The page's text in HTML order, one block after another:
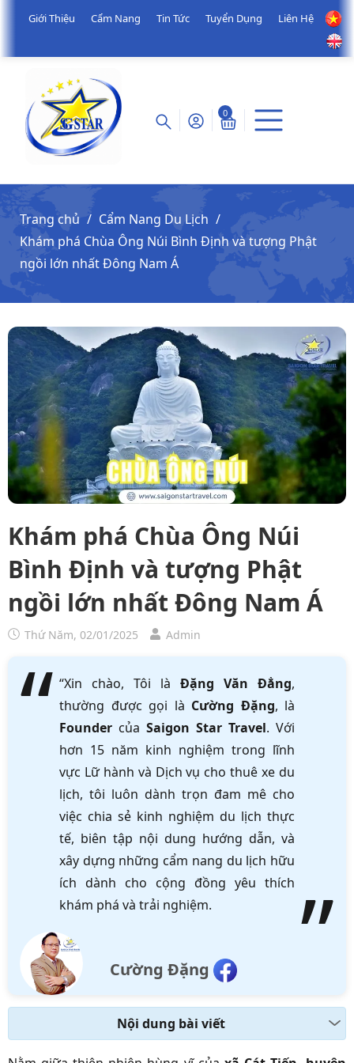
Giới Thiệu Cẩm Nang Tin Tức Tuyển Dụng Liên Hệ
0
Trang chủ
Cẩm Nang Du Lịch
Khám phá Chùa Ông Núi Bình Định và tượng Phật
ngồi lớn nhất Đông Nam Á
Khám phá Chùa Ông Núi
Bình Định và tượng Phật
ngồi lớn nhất Đông Nam Á
Thứ Năm, 02/01/2025 Admin
“Xin chào, Tôi là Đặng Văn Đẳng,
thường được gọi là Cường Đặng, là
Founder của Saigon Star Travel. Với
hơn 15 năm kinh nghiệm trong lĩnh
vực Lữ hành và Dịch vụ cho thuê xe du
lịch, tôi luôn dành trọn đam mê cho
việc chia sẻ kinh nghiệm du lịch thực
tế, biên tập nội dung hướng dẫn, và
xây dựng những cẩm nang du lịch hữu
ích dành cho cộng đồng yêu thích
khám phá và trải nghiệm.
Cường Đặng
Nội dung bài viết